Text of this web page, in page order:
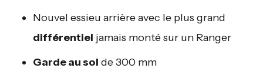
Nouvel essieu arrière avec le plus grand
différentiel jamais monté sur un Ranger
Garde au sol de 300 mm